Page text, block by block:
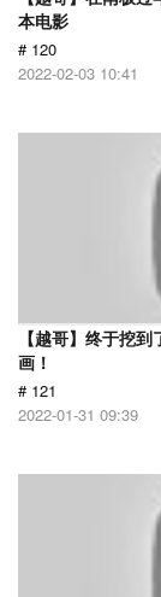
本电影
# 120
2022-02-03 10:41
【越哥】终于挖
画！
# 121
2022-01-31 09:39